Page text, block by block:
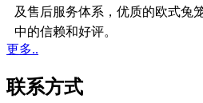
及售后服务体系，优质的欧式兔
中的信赖和好评。
更多..
联系方式